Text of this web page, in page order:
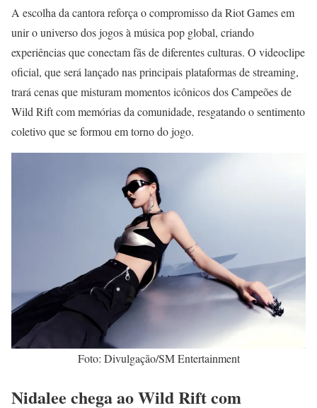
A escolha da cantora reforça o compromisso da Riot Games em
unir o universo dos jogos à música pop global, criando
experiências que conectam fãs de diferentes culturas. O videoclipe
oficial, que será lançado nas principais plataformas de streaming,
trará cenas que misturam momentos icônicos dos Campeões de
Wild Rift com memórias da comunidade, resgatando o sentimento
coletivo que se formou em torno do jogo.
Foto: Divulgação/SM Entertainment
Nidalee chega ao Wild Rift com